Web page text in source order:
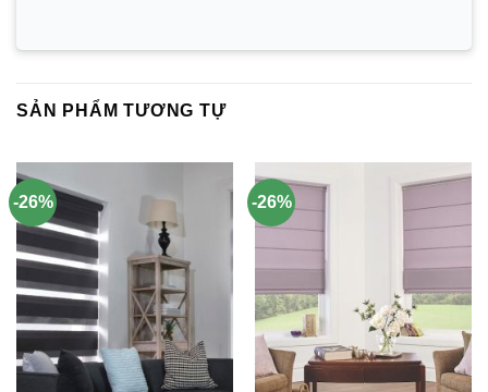
SẢN PHẨM TƯƠNG TỰ
-26% -26%